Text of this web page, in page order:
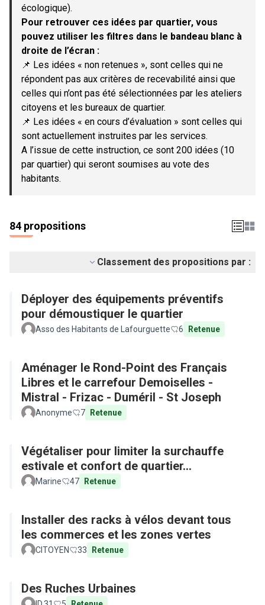
écologique).
Pour retrouver ces idées par quartier, vous
pouvez utiliser les filtres dans le bandeau blanc à
droite de l’écran :
📌 Les idées « non retenues », sont celles qui ne
répondent pas aux critères de recevabilité ainsi que
celles qui n’ont pas été sélectionnées par les ateliers
citoyens et les bureaux de quartier.
📌 Les idées « en cours d’évaluation » sont celles qui
sont actuellement instruites par les services.
A l’issue de cette instruction, ce sont 200 idées (10
par quartier) qui seront soumises au vote des
habitants.
84 propositions
Classement des propositions par :
Déployer des équipements préventifs
pour démoustiquer le quartier
Asso des Habitants de Lafourguette 6 Retenue
Aménager le Rond-Point des Français
Libres et le carrefour Demoiselles -
Mistral - Frizac - Duméril - St Joseph
Anonyme 7 Retenue
Végétaliser pour limiter la surchauffe
estivale et confort de quartier...
Marine 47 Retenue
Installer des racks à vélos devant tous
les commerces et les zones vertes
CITOYEN 33 Retenue
Des Ruches Urbaines